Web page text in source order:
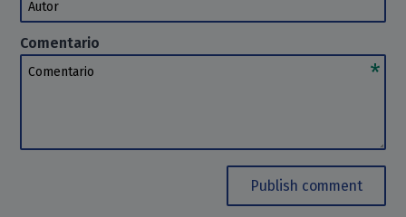
Comentario
Comentario
Publish comment